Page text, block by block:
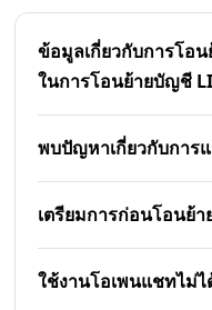
ข้อมูลเกี่ยวกับการโอ
ในการโอนย้ายบัญชี
พบปัญหาเกี่ยวกับการแ
เตรียมการก่อนโอนย้
ใช้งานโอเพนแชทไม่